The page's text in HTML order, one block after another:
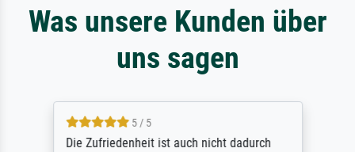
Was unsere Kunden über
uns sagen
5 / 5
Die Zufriedenheit ist auch nicht dadurch